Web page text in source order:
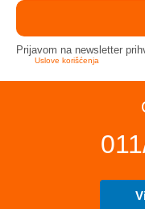
Prijavom na newsletter
Uslove korišćenja